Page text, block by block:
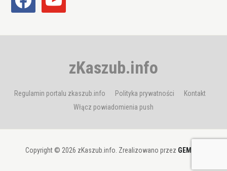
zKaszub.info
Regulamin portalu zkaszub.info Polityka prywatności
Kontakt
Włącz powiadomienia push
Copyright © 2026 zKaszub.info. Zrealizowano przez GEMBIT